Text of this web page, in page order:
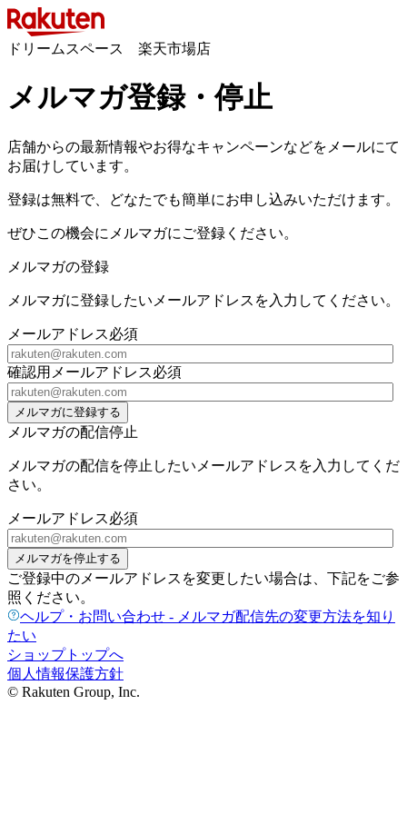
ドリームスペース 楽天市場店
メルマガ登録・停止
店舗からの最新情報やお得なキャンペーンなどをメールにて
お届けしています。
登録は無料で、どなたでも簡単にお申し込みいただけます。
ぜひこの機会にメルマガにご登録ください。
メルマガの登録
メルマガに登録したいメールアドレスを入力してください。
メールアドレス必須
確認用メールアドレス必須
メルマガに登録する
メルマガの配信停止
メルマガの配信を停止したいメールアドレスを入力してくだ
さい。
メールアドレス必須
メルマガを停止する
ご登録中のメールアドレスを変更したい場合は、下記をご参
照ください。
ヘルプ・お問い合わせ - メルマガ配信先の変更方法を知り
たい
ショップトップへ
個人情報保護方針
© Rakuten Group, Inc.